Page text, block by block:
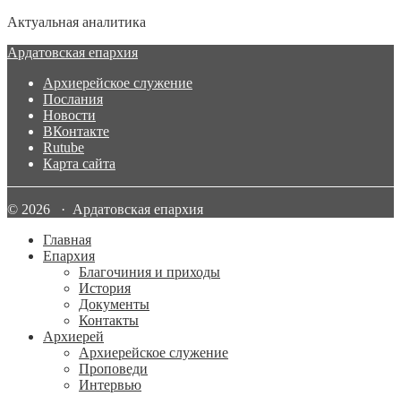
Актуальная аналитика
Ардатовская епархия
Архиерейское служение
Послания
Новости
ВКонтакте
Rutube
Карта сайта
© 2026 · Ардатовская епархия
Главная
Епархия
Благочиния и приходы
История
Документы
Контакты
Архиерей
Архиерейское служение
Проповеди
Интервью